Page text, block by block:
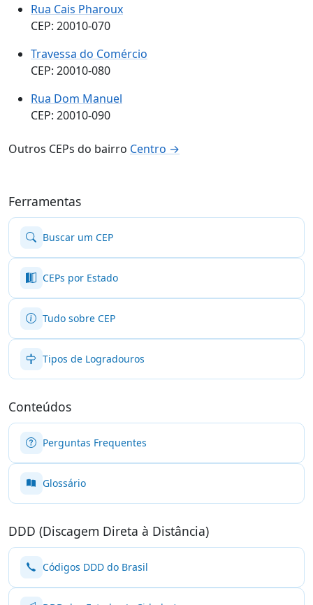
Rua Cais Pharoux
CEP: 20010-070
Travessa do Comércio
CEP: 20010-080
Rua Dom Manuel
CEP: 20010-090
Outros CEPs do bairro Centro →
Ferramentas
Buscar um CEP
CEPs por Estado
Tudo sobre CEP
Tipos de Logradouros
Conteúdos
Perguntas Frequentes
Glossário
DDD (Discagem Direta à Distância)
Códigos DDD do Brasil